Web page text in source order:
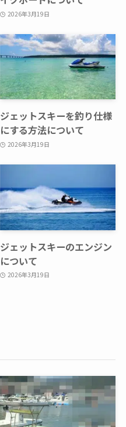
2026年3月19日
ジェットスキーを釣り仕様
にする方法について
2026年3月19日
ジェットスキーのエンジン
について
2026年3月19日